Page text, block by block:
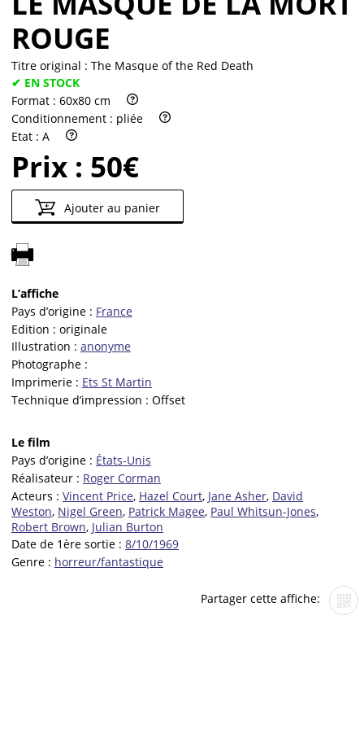
ROUGE
Titre original : The Masque of the Red Death
✔ EN STOCK
Format : 60x80 cm
Conditionnement : pliée
Etat : A
Prix : 50€
Ajouter au panier
L’affiche
Pays d’origine : France
Edition : originale
Illustration : anonyme
Photographe :
Imprimerie : Ets St Martin
Technique d’impression : Offset
Le film
Pays d’origine : États-Unis
Réalisateur : Roger Corman
Acteurs : Vincent Price, Hazel Court, Jane Asher, David
Weston, Nigel Green, Patrick Magee, Paul Whitsun-Jones,
Robert Brown, Julian Burton
Date de 1ère sortie : 8/10/1969
Genre : horreur/fantastique
Partager cette affiche: